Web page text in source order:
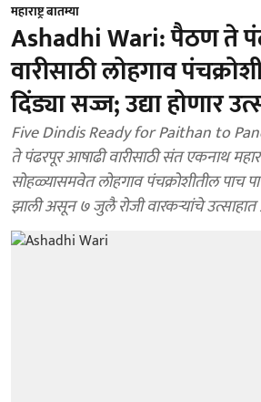
महाराष्ट्र बातम्या
Ashadhi Wari: पैठण ते
वारीसाठी लोहगाव
दिंड्या सज्ज; उद्या होणार
Five Dindis Ready for Paithan to
ते पंढरपूर आषाढी वारीसाठी संत एकनाथ
सोहळ्यासमवेत लोहगाव पंचक्रोशीतील पाच
झाली असून ७ जुलै रोजी वारकऱ्यांचे उत्साहात